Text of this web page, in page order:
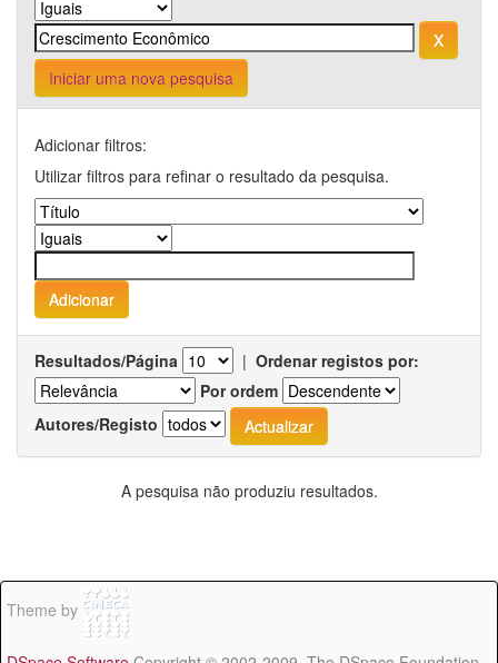
Iniciar uma nova pesquisa
Adicionar filtros:
Utilizar filtros para refinar o resultado da pesquisa.
Resultados/Página | Ordenar registos por:
Por ordem
Autores/Registo
A pesquisa não produziu resultados.
Theme by